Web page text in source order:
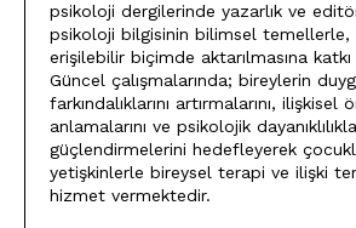
psikoloji dergilerinde yazarlık ve
psikoloji bilgisinin bilimsel temellerle,
erişilebilir biçimde aktarılmasına katkı
Güncel çalışmalarında; bireylerin
farkındalıklarını artırmalarını, ilişkisel
anlamalarını ve psikolojik
güçlendirmelerini hedefleyerek
yetişkinlerle bireysel terapi ve ilişki
hizmet vermektedir.